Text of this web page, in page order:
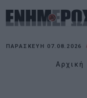
ΠΑΡΑΣΚΕΥΉ 07.08.2026
Αρχική